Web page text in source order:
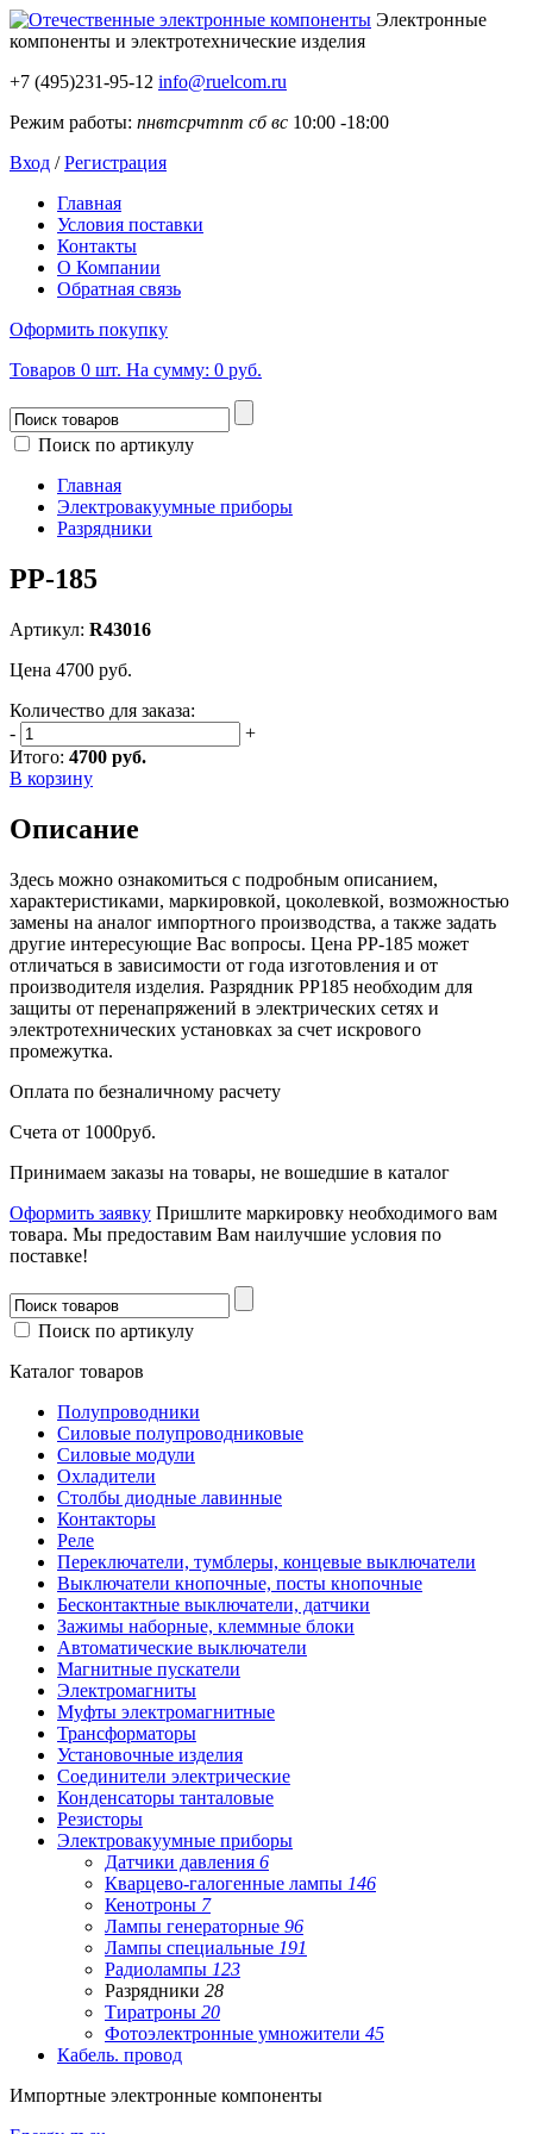
Электронные
компоненты и электротехнические изделия
+7 (495)231-95-12 info@ruelcom.ru
Режим работы: пнвтсрчтпт сб вс 10:00 -18:00
Вход /Регистрация
Главная
Условия поставки
Контакты
О Компании
Обратная связь
Оформить покупку
Товаров 0 шт. На сумму: 0 руб.
Поиск по артикулу
Главная
Электровакуумные приборы
Разрядники
РР-185
Артикул: R43016
Цена 4700 руб.
Количество для заказа:
-
+
Итого: 4700 руб.
В корзину
Описание
Здесь можно ознакомиться с подробным описанием,
характеристиками, маркировкой, цоколевкой, возможностью
замены на аналог импортного производства, а также задать
другие интересующие Вас вопросы. Цена РР-185 может
отличаться в зависимости от года изготовления и от
производителя изделия. Разрядник РР185 необходим для
защиты от перенапряжений в электрических сетях и
электротехнических установках за счет искрового
промежутка.
Оплата по безналичному расчету
Счета от 1000руб.
Принимаем заказы на товары, не вошедшие в каталог
Оформить заявку Пришлите маркировку необходимого вам
товара. Мы предоставим Вам наилучшие условия по
поставке!
Поиск по артикулу
Каталог товаров
Полупроводники
Силовые полупроводниковые
Силовые модули
Охладители
Столбы диодные лавинные
Контакторы
Реле
Переключатели, тумблеры, концевые выключатели
Выключатели кнопочные, посты кнопочные
Бесконтактные выключатели, датчики
Зажимы наборные, клеммные блоки
Автоматические выключатели
Магнитные пускатели
Электромагниты
Муфты электромагнитные
Трансформаторы
Установочные изделия
Соединители электрические
Конденсаторы танталовые
Резисторы
Электровакуумные приборы
Датчики давления 6
Кварцево-галогенные лампы 146
Кенотроны 7
Лампы генераторные 96
Лампы специальные 191
Радиолампы 123
Разрядники 28
Тиратроны 20
Фотоэлектронные умножители 45
Кабель. провод
Импортные электронные компоненты